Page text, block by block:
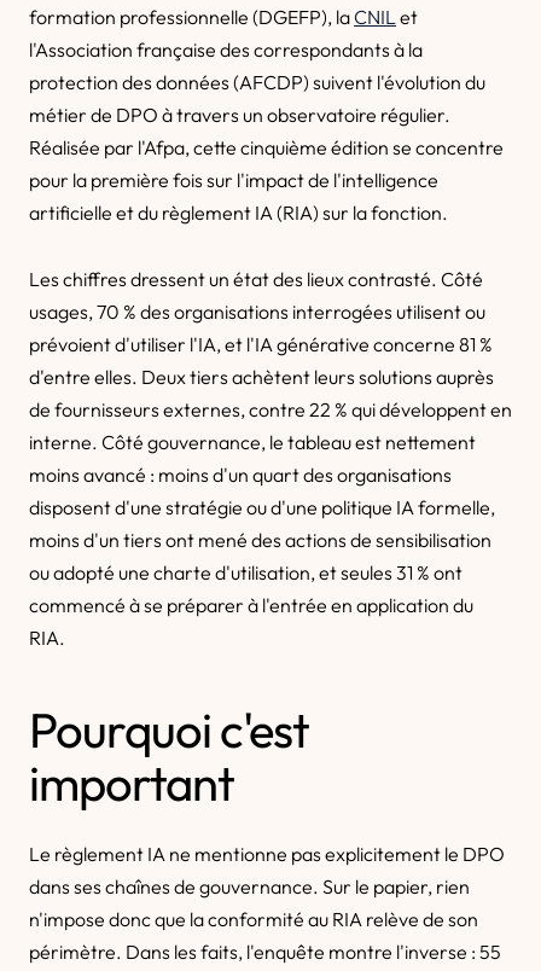
formation professionnelle (DGEFP), laCNILet
l'Association française des correspondants à la
protection des données (AFCDP) suivent l'évolution du
métier de DPO à travers un observatoire régulier.
Réalisée par l'Afpa, cette cinquième édition se concentre
pour la première fois sur l'impact de l'intelligence
artificielle et du règlement IA (RIA) sur la fonction.
Les chiffres dressent un état des lieux contrasté. Côté
usages, 70 % des organisations interrogées utilisent ou
prévoient d'utiliser l'IA, et l'IA générative concerne 81 %
d'entre elles. Deux tiers achètent leurs solutions auprès
de fournisseurs externes, contre 22 % qui développent en
interne. Côté gouvernance, le tableau est nettement
moins avancé : moins d'un quart des organisations
disposent d'une stratégie ou d'une politique IA formelle,
moins d'un tiers ont mené des actions de sensibilisation
ou adopté une charte d'utilisation, et seules 31 % ont
commencé à se préparer à l'entrée en application du
RIA.
Pourquoi c'est
important
Le règlement IA ne mentionne pas explicitement le DPO
dans ses chaînes de gouvernance. Sur le papier, rien
n'impose donc que la conformité au RIA relève de son
périmètre. Dans les faits, l'enquête montre l'inverse : 55